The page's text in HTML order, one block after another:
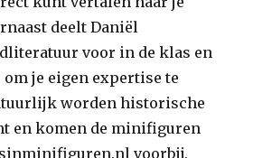
deelt Daniël
voor in de klas en
je eigen expertise te
worden historische
en komen de minifiguren
voorbij.